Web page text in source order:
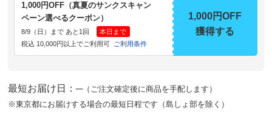
1,000円OFF（真夏のサンクスキャン
ペーン選べるクーポン）
8/9（日）まで あと1回
本日まで
税込 10,000円以上でご利用可
ご利用条件
1,000円OFF
獲得する
最短お届け日：─（ご注文確定後に商品を手配します）
※東京都にお届けする場合の最短日程です（島しょ部を除く）